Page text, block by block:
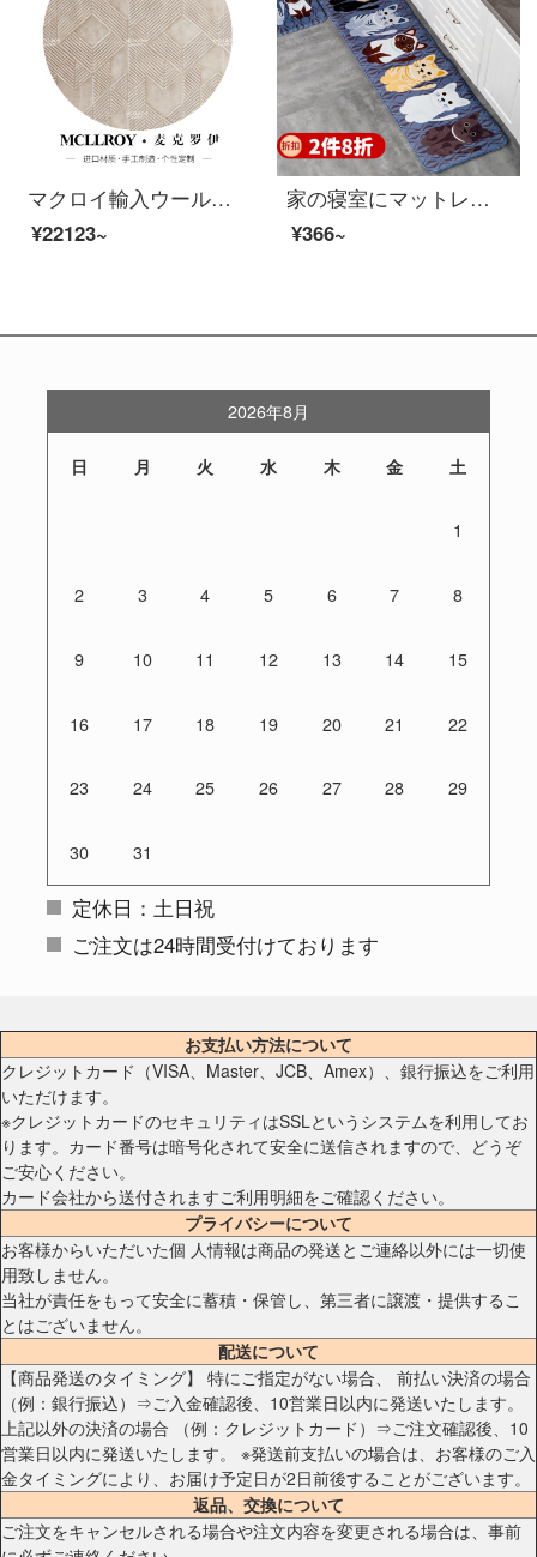
マクロイ輸入ウール純色ヨーロッパ式北欧現代簡単客間ソファ茶畳部屋のベッドルームのベッドサイドのカーペット畳畳畳の上にカスタムカーペットC 040-9【健康は自然から由来する】1.6*2.3 M
¥22123~
家の寝室にマットレスを敷いて、玄関のトイレのマットを厚くして、吸水滑り止めマットを敷きます。長さがいっぱい敷いて、洗濯機で洗うことができます。萌え猫灰色50 X 120 CM。
¥366~
2026年8月
日 月 火 水 木 金 土
1
2 3 4 5 6 7 8
9 10 11 12 13 14 15
16 17 18 19 20 21 22
23 24 25 26 27 28 29
30 31
定休日：土日祝
ご注文は24時間受付けております
お支払い方法について
クレジットカード（VISA、Master、JCB、Amex）、銀行振込をご利用
いただけます。
※クレジットカードのセキュリティはSSLというシステムを利用してお
ります。カード番号は暗号化されて安全に送信されますので、どうぞ
ご安心ください。
カード会社から送付されますご利用明細をご確認ください。
プライバシーについて
お客様からいただいた個 人情報は商品の発送とご連絡以外には一切使
用致しません。
当社が責任をもって安全に蓄積・保管し、第三者に譲渡・提供するこ
とはございません。
配送について
【商品発送のタイミング】 特にご指定がない場合、 前払い決済の場合
（例：銀行振込）⇒ご入金確認後、10営業日以内に発送いたします。
上記以外の決済の場合 （例：クレジットカード）⇒ご注文確認後、10
営業日以内に発送いたします。 ※発送前支払いの場合は、お客様のご入
金タイミングにより、お届け予定日が2日前後することがございます。
返品、交換について
ご注文をキャンセルされる場合や注文内容を変更される場合は、事前